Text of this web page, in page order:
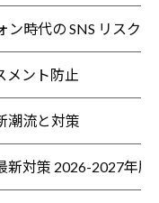
時代の SNS リスク対
メント防止
潮流と対策
対策 2026-2027年版